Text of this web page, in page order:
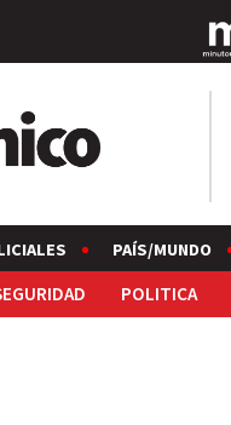
PAÍS/MUNDO
POLITICA